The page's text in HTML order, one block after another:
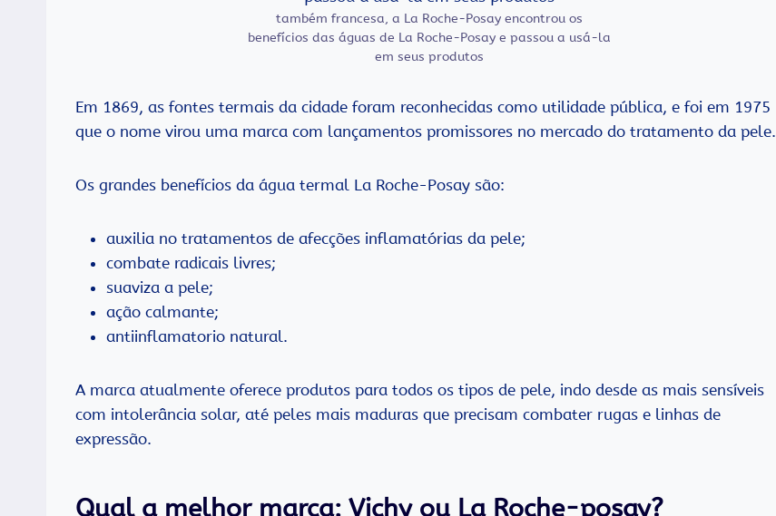
também francesa, a La Roche-Posay encontrou os
benefícios das águas de La Roche-Posay e passou a usá-la
em seus produtos
Em 1869, as fontes termais da cidade foram reconhecidas como utilidade pública, e foi em 1975
que o nome virou uma marca com lançamentos promissores no mercado do tratamento da pele.
Os grandes benefícios da água termal La Roche-Posay são:
auxilia no tratamentos de afecções inflamatórias da pele;
combate radicais livres;
suaviza a pele;
ação calmante;
antiinflamatorio natural.
A marca atualmente oferece produtos para todos os tipos de pele, indo desde as mais sensíveis
com intolerância solar, até peles mais maduras que precisam combater rugas e linhas de
expressão.
Qual a melhor marca: Vichy ou La Roche-posay?